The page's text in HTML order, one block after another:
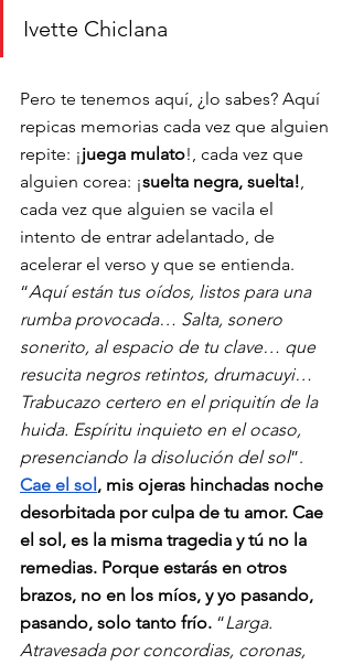
Ivette Chiclana
Pero te tenemos aquí, ¿lo sabes? Aquí
repicas memorias cada vez que alguien
repite: ¡juega mulato!, cada vez que
alguien corea: ¡suelta negra, suelta!
cada vez que alguien se vacila el
intento de entrar adelantado, de
acelerar el verso y que se entienda.
“Aquí están tus oídos, listos para una
rumba provocada… Salta, sonero
sonerito, al espacio de tu clave… que
resucita negros retintos, drumacuyi…
Trabucazo certero en el priquitín de la
huida. Espíritu inquieto en el ocaso,
presenciando la disolución del sol”.
Cae el sol, mis ojeras hinchadas noche
desorbitada por culpa de tu amor. Cae
el sol, es la misma tragedia y tú no la
remedias. Porque estarás en otros
brazos, no en los míos, y yo pasando,
pasando, solo tanto frío. “Larga.
Atravesada por concordias, coronas,